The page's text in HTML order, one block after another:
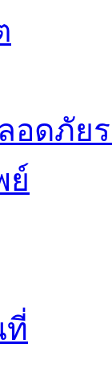
อดภัย
ย์
ที่